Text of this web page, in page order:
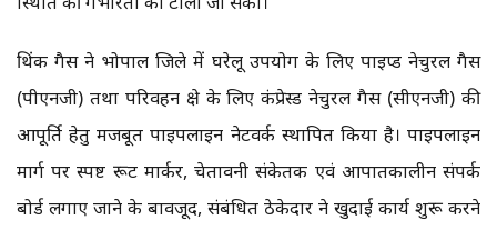
थिंक गैस ने भोपाल जिले में घरेलू उपयोग के लिए पाइप्ड नेचुरल गैस
(पीएनजी) तथा परिवहन क्षेत्र के लिए कंप्रेस्ड नेचुरल गैस (सीएनजी) की
आपूर्ति हेतु मजबूत पाइपलाइन नेटवर्क स्थापित किया है। पाइपलाइन
मार्ग पर स्पष्ट रूट मार्कर, चेतावनी संकेतक एवं आपातकालीन संपर्क
बोर्ड लगाए जाने के बावजूद, संबंधित ठेकेदार ने खुदाई कार्य शुरू करने